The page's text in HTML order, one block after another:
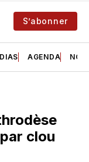
S’abonner
AGENDA NOS
clou